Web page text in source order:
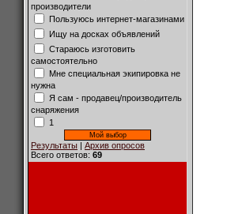
производители
Пользуюсь интернет-магазинами
Ищу на досках объявлений
Стараюсь изготовить
самостоятельно
Мне специальная экипировка не
нужна
Я сам - продавец/производитель
снаряжения
1
Результаты | Архив опросов
Всего ответов: 69